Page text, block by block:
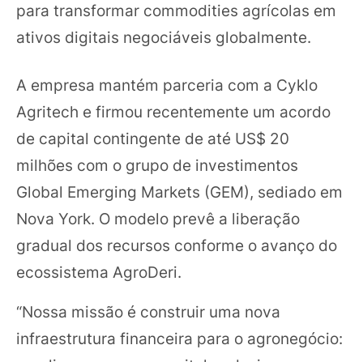
para transformar commodities agrícolas em
ativos digitais negociáveis globalmente.
A empresa mantém parceria com a Cyklo
Agritech e firmou recentemente um acordo
de capital contingente de até US$ 20
milhões com o grupo de investimentos
Global Emerging Markets (GEM), sediado em
Nova York. O modelo prevê a liberação
gradual dos recursos conforme o avanço do
ecossistema AgroDeri.
“Nossa missão é construir uma nova
infraestrutura financeira para o agronegócio: